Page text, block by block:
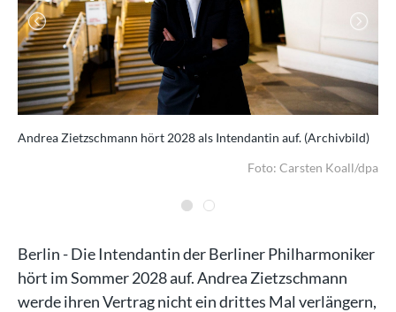
Andrea Zietzschmann hört 2028 als Intendantin auf. (Archivbild)
Foto: Carsten Koall/dpa
Berlin - Die Intendantin der Berliner Philharmoniker
hört im Sommer 2028 auf. Andrea Zietzschmann
werde ihren Vertrag nicht ein drittes Mal verlängern,